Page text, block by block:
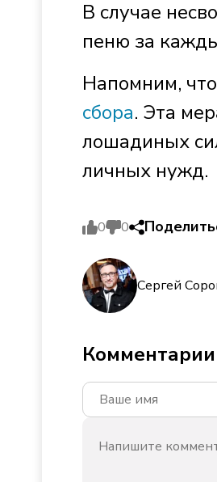
В случае
пеню за
Напомним,
сбора. Эта
лошадиных
личных нужд.
0 0
Сергей
Комментарии